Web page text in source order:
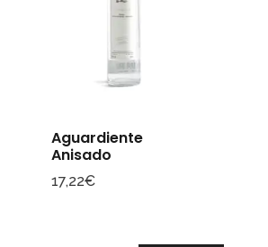
Aguardiente
Anisado
17,22€